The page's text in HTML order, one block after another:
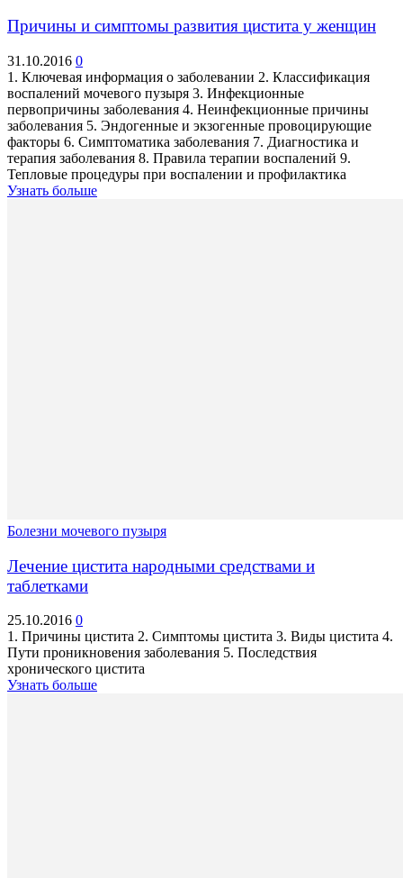
Причины и симптомы развития цистита у женщин
31.10.2016 0
1. Ключевая информация о заболевании 2. Классификация
воспалений мочевого пузыря 3. Инфекционные
первопричины заболевания 4. Неинфекционные причины
заболевания 5. Эндогенные и экзогенные провоцирующие
факторы 6. Симптоматика заболевания 7. Диагностика и
терапия заболевания 8. Правила терапии воспалений 9.
Тепловые процедуры при воспалении и профилактика
Узнать больше
Болезни мочевого пузыря
Лечение цистита народными средствами и
таблетками
25.10.2016 0
1. Причины цистита 2. Симптомы цистита 3. Виды цистита 4.
Пути проникновения заболевания 5. Последствия
хронического цистита
Узнать больше